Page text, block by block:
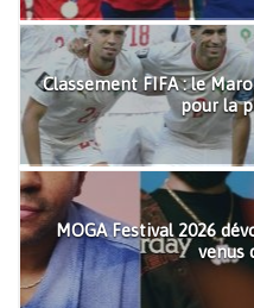
Classement FIFA : le
pour la
MOGA Festival 2026
venus